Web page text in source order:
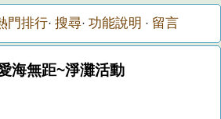
門排行· 搜尋· 功能說明 · 留言
海無距~淨灘活動